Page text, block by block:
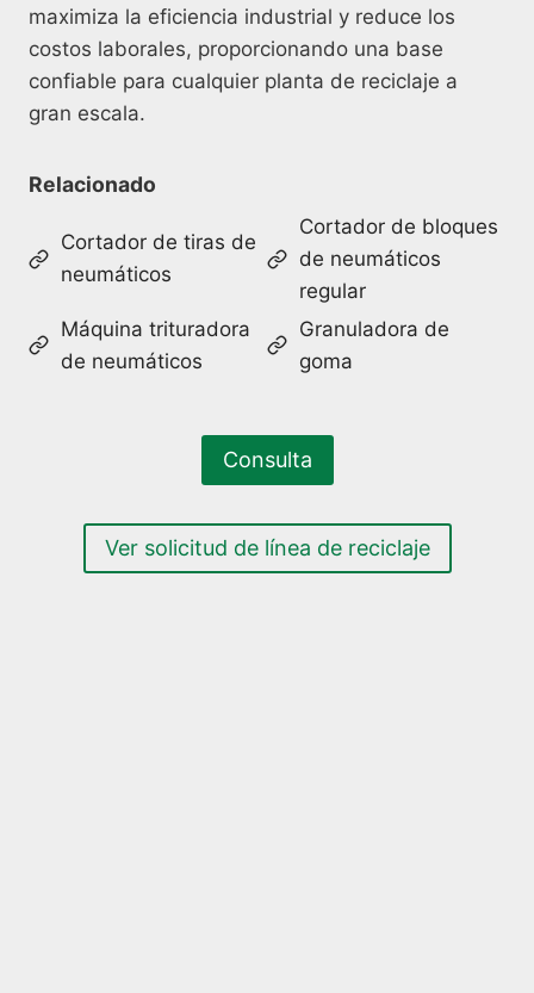
maximiza la eficiencia industrial y reduce los
costos laborales, proporcionando una base
confiable para cualquier planta de reciclaje a
gran escala.
Relacionado
Cortador de tiras de
neumáticos
Cortador de bloques
de neumáticos
regular
Máquina trituradora
de neumáticos
Granuladora de
goma
Consulta
Ver solicitud de línea de reciclaje